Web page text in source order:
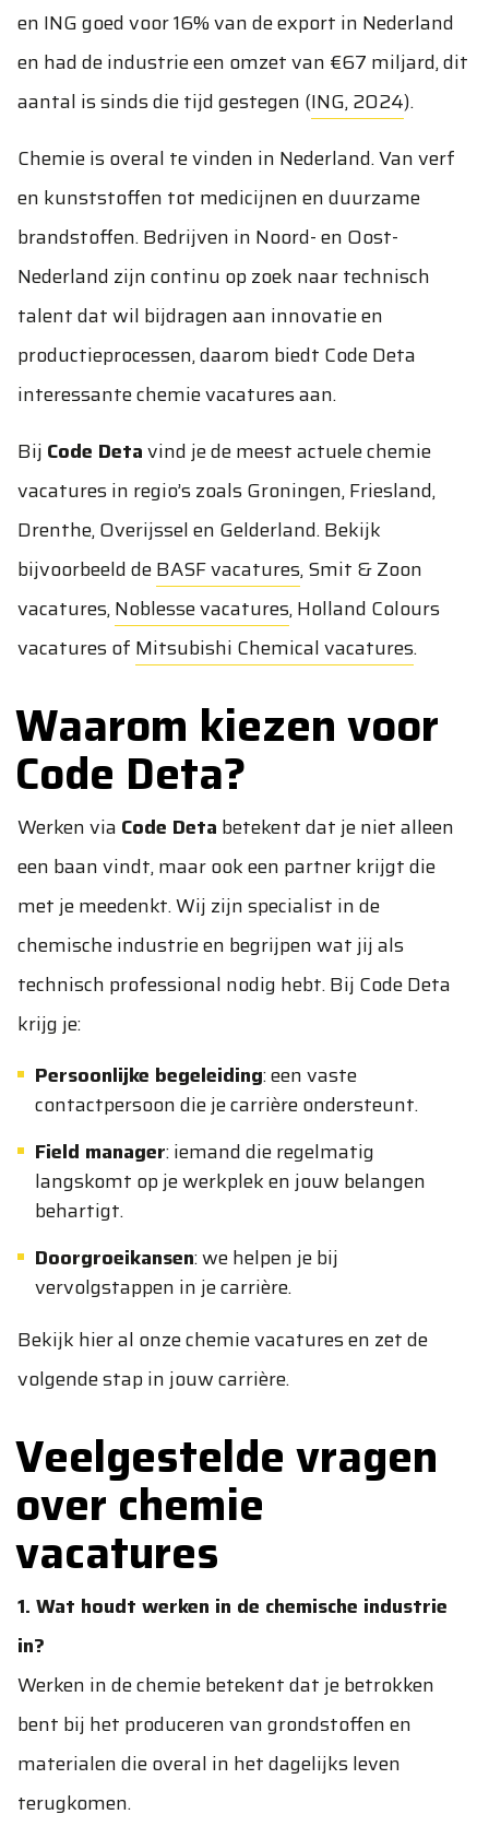
en ING goed voor 16% van de export in Nederland
en had de industrie een omzet van €67 miljard, dit
aantal is sinds die tijd gestegen (ING, 2024).
Chemie is overal te vinden in Nederland. Van verf
en kunststoffen tot medicijnen en duurzame
brandstoffen. Bedrijven in Noord- en Oost-
Nederland zijn continu op zoek naar technisch
talent dat wil bijdragen aan innovatie en
productieprocessen, daarom biedt Code Deta
interessante chemie vacatures aan.
Bij Code Detavind je de meest actuele chemie
vacatures in regio’s zoals Groningen, Friesland,
Drenthe, Overijssel en Gelderland. Bekijk
bijvoorbeeld deBASF vacatures,Smit & Zoon
vacatures,Noblesse vacatures,Holland Colours
vacaturesof Mitsubishi Chemical vacatures.
Waarom kiezen voor
Code Deta?
Werken via Code Deta betekent dat je niet alleen
een baan vindt, maar ook een partner krijgt die
met je meedenkt. Wij zijn specialist in de
chemische industrie en begrijpen wat jij als
technisch professional nodig hebt. Bij Code Deta
krijg je:
Persoonlijke begeleiding: een vaste
contactpersoon die je carrière ondersteunt.
Field manager: iemand die regelmatig
langskomt op je werkplek en jouw belangen
behartigt.
Doorgroeikansen: we helpen je bij
vervolgstappen in je carrière.
Bekijk hier al onze chemie vacatures en zet de
volgende stap in jouw carrière.
Veelgestelde vragen
over chemie
vacatures
1. Wat houdt werken in de chemische industrie
in?
Werken in de chemie betekent dat je betrokken
bent bij het produceren van grondstoffen en
materialen die overal in het dagelijks leven
terugkomen.